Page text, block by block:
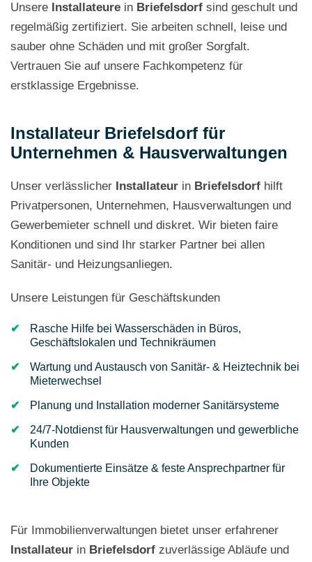
Unsere Installateure in Briefelsdorf sind geschult und
regelmäßig zertifiziert. Sie arbeiten schnell, leise und
sauber ohne Schäden und mit großer Sorgfalt.
Vertrauen Sie auf unsere Fachkompetenz für
erstklassige Ergebnisse.
Installateur Briefelsdorf für
Unternehmen & Hausverwaltungen
Unser verlässlicher Installateur in Briefelsdorf hilft
Privatpersonen, Unternehmen, Hausverwaltungen und
Gewerbemieter schnell und diskret. Wir bieten faire
Konditionen und sind Ihr starker Partner bei allen
Sanitär- und Heizungsanliegen.
Unsere Leistungen für Geschäftskunden
Rasche Hilfe bei Wasserschäden in Büros,
Geschäftslokalen und Technikräumen
Wartung und Austausch von Sanitär- & Heiztechnik bei
Mieterwechsel
Planung und Installation moderner Sanitärsysteme
24/7-Notdienst für Hausverwaltungen und gewerbliche
Kunden
Dokumentierte Einsätze & feste Ansprechpartner für
Ihre Objekte
Für Immobilienverwaltungen bietet unser erfahrener
Installateur in Briefelsdorf zuverlässige Abläufe und